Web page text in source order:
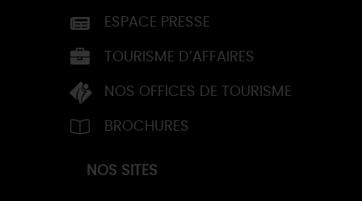
ESPACE PRESSE
TOURISME D’AFFAIRES
NOS OFFICES DE TOURISME
BROCHURES
NOS SITES